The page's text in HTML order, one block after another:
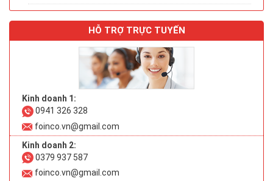
HỖ TRỢ TRỰC TUYẾN
Kinh doanh 1:
0941 326 328
foinco.vn@gmail.com
Kinh doanh 2:
0379 937 587
foinco.vn@gmail.com